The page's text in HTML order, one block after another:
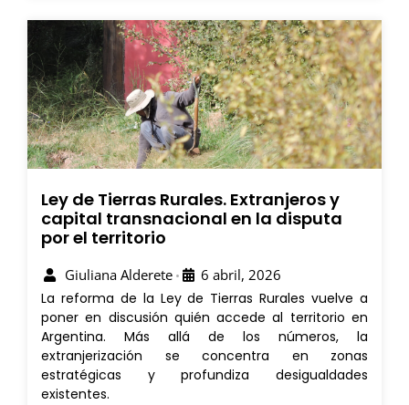
Ley de Tierras Rurales. Extranjeros y
capital transnacional en la disputa
por el territorio
Giuliana Alderete •
6 abril, 2026
La reforma de la Ley de Tierras Rurales vuelve a
poner en discusión quién accede al territorio en
Argentina. Más allá de los números, la
extranjerización se concentra en zonas
estratégicas y profundiza desigualdades
existentes.